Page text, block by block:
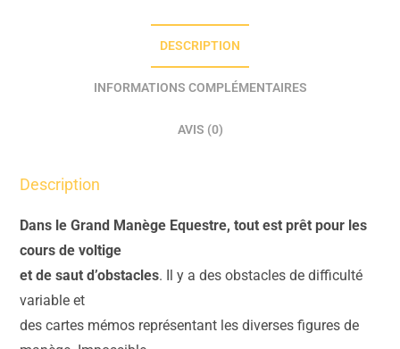
DESCRIPTION
INFORMATIONS COMPLÉMENTAIRES
AVIS (0)
Description
Dans le Grand Manège Equestre, tout est prêt pour les
cours de voltige
et de saut d’obstacles. Il y a des obstacles de difficulté
variable et
des cartes mémos représentant les diverses figures de